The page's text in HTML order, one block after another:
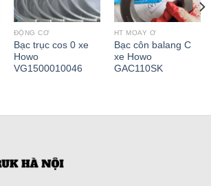
ĐỘNG CƠ
Bạc trục cos 0 xe
Howo
VG1500010046
HT MOAY Ơ
Bạc côn balang C
xe Howo
GAC110SK